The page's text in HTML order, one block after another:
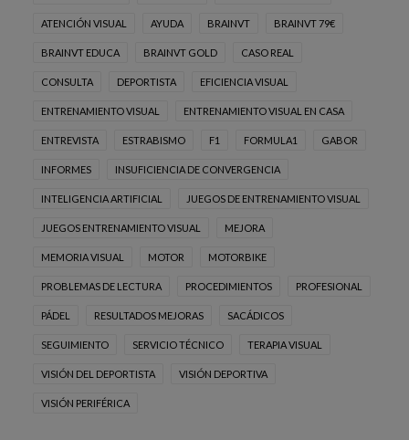
ATENCIÓN VISUAL AYUDA BRAINVT BRAINVT 79€
BRAINVT EDUCA BRAINVT GOLD CASO REAL
CONSULTA DEPORTISTA EFICIENCIA VISUAL
ENTRENAMIENTO VISUAL ENTRENAMIENTO VISUAL EN CASA
ENTREVISTA ESTRABISMO F1 FORMULA1 GABOR
INFORMES INSUFICIENCIA DE CONVERGENCIA
INTELIGENCIA ARTIFICIAL JUEGOS DE ENTRENAMIENTO VISUAL
JUEGOS ENTRENAMIENTO VISUAL MEJORA
MEMORIA VISUAL MOTOR MOTORBIKE
PROBLEMAS DE LECTURA PROCEDIMIENTOS PROFESIONAL
PÁDEL RESULTADOS MEJORAS SACÁDICOS
SEGUIMIENTO SERVICIO TÉCNICO TERAPIA VISUAL
VISIÓN DEL DEPORTISTA VISIÓN DEPORTIVA
VISIÓN PERIFÉRICA